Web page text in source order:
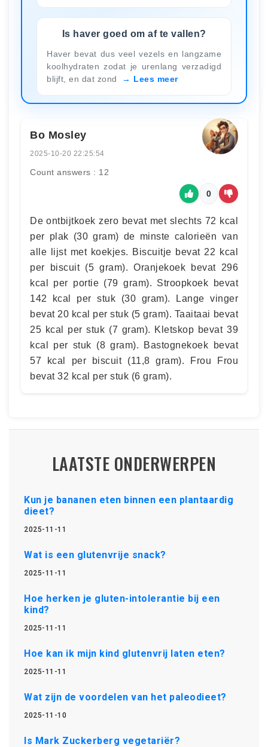
Is haver goed om af te vallen?
Haver bevat dus veel vezels en langzame
koolhydraten zodat je urenlang verzadigd
blijft, en dat zond
Lees meer
Bo Mosley
2025-10-20 22:25:54
Count answers : 12
0
De ontbijtkoek zero bevat met slechts 72 kcal
per plak (30 gram) de minste calorieën van
alle lijst met koekjes. Biscuitje bevat 22 kcal
per biscuit (5 gram). Oranjekoek bevat 296
kcal per portie (79 gram). Stroopkoek bevat
142 kcal per stuk (30 gram). Lange vinger
bevat 20 kcal per stuk (5 gram). Taaitaai bevat
25 kcal per stuk (7 gram). Kletskop bevat 39
kcal per stuk (8 gram). Bastognekoek bevat
57 kcal per biscuit (11,8 gram). Frou Frou
bevat 32 kcal per stuk (6 gram).
LAATSTE ONDERWERPEN
Kun je bananen eten binnen een plantaardig
dieet?
2025-11-11
Wat is een glutenvrije snack?
2025-11-11
Hoe herken je gluten-intolerantie bij een
kind?
2025-11-11
Hoe kan ik mijn kind glutenvrij laten eten?
2025-11-11
Wat zijn de voordelen van het paleodieet?
2025-11-10
Is Mark Zuckerberg vegetariër?